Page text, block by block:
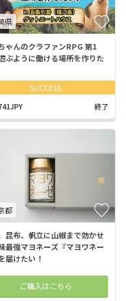
県
ゃんのクラファンRPG 第1
ように働ける場所を作りた
SUCCESS
終了
都
昆布、帆立に山椒まで効かせ
最強マヨネーズ『マヨワネー
届けたい！
ご購入はこちら